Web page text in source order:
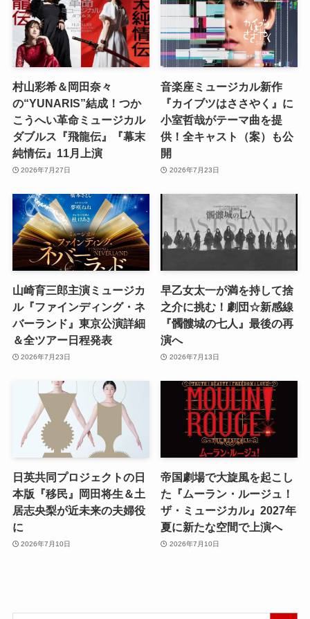
村山彩希＆岡田奈々
の“YUNARIS”結成！つか
こうへい革命ミュージカル
ダブルス『飛龍伝』『幕末
純情伝』11月上演
2026年7月27日
音楽座ミュージカル新作
『カイブツはささやく』に
小室哲哉がテーマ曲を提
供！全キャスト（案）も公
開
2026年7月23日
山崎育三郎主演ミュージカ
ル『ファインディング・ネ
バーランド』東京公演詳細
＆全ツアー日程発表
2026年7月23日
早乙女太一が満を持して捨
之介に挑む！劇団☆新感線
『髑髏城の七人』最後の再
演へ
2026年7月13日
日英共同プロジェクトの日
本版『移民』岡田将生＆土
居志央梨が近未来の夫婦役
に
2026年7月10日
帝国劇場で大旋風を起こし
た『ムーラン・ルージュ！
ザ・ミュージカル』2027年
夏に新たな空間で上演へ
2026年7月10日